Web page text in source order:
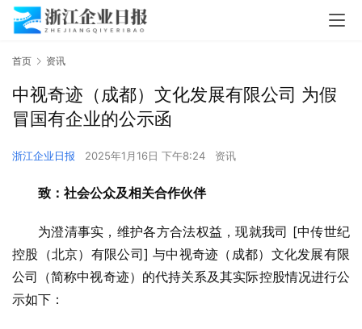
首页 资讯
中视奇迹（成都）文化发展有限公司 为假
冒国有企业的公示函
浙江企业日报 2025年1月16日 下午8:24 资讯
致：社会公众及相关合作伙伴
为澄清事实，维护各方合法权益，现就我司 [中传世纪
控股（北京）有限公司] 与中视奇迹（成都）文化发展有限
公司（简称中视奇迹）的代持关系及其实际控股情况进行公
示如下：